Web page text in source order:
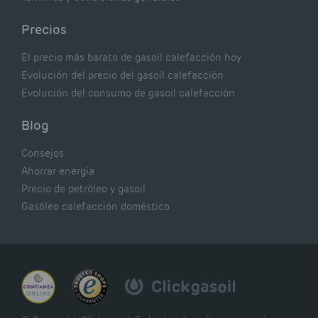
Precios
El precio más barato de gasoil calefacción hoy
Evolución del precio del gasoil calefacción
Evolución del consumo de gasoil calefacción
Blog
Consejos
Ahorrar energía
Precio de petróleo y gasoil
Gasóleo calefacción doméstico